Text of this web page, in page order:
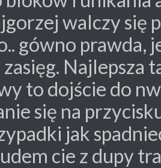
walczy się
gówno prawda,
Najlepsza
to dojście do
się na
jak
cie z dupy